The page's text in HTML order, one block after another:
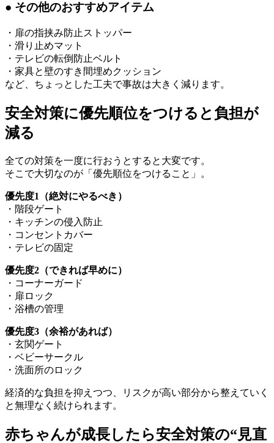
● その他のおすすめアイテム
・扉の指挟み防止ストッパー
・滑り止めマット
・テレビの転倒防止ベルト
・家具と壁のすき間埋めクッション
など、ちょっとした工夫で事故は大きく減ります。
安全対策に優先順位をつけると負担が
減る
全ての対策を一度に行おうとすると大変です。
そこで大切なのが「優先順位をつけること」。
優先度1（絶対にやるべき）
・階段ゲート
・キッチンの侵入防止
・コンセントカバー
・テレビの固定
優先度2（できれば早めに）
・コーナーガード
・扉ロック
・浴槽の管理
優先度3（余裕があれば）
・玄関ゲート
・ベビーサークル
・洗面所のロック
経済的な負担を抑えつつ、リスクが高い部分から整えていく
と無理なく続けられます。
赤ちゃんが成長したら安全対策の“見直